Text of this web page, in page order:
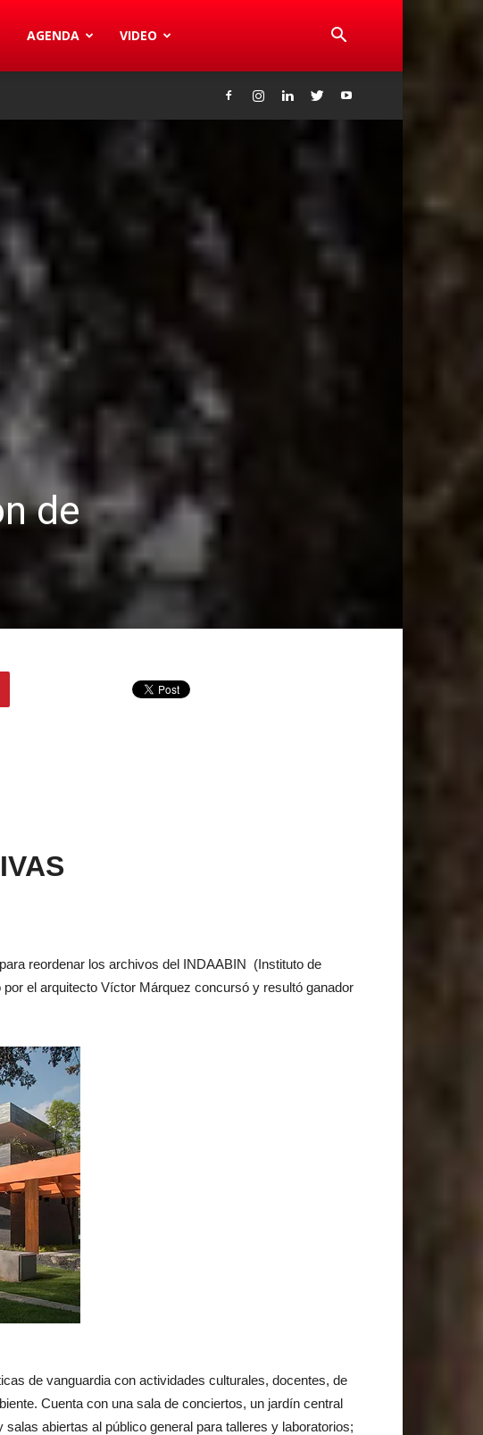
AGENDA VIDEO
de
reordenar los archivos del INDAABIN (Instituto de
el arquitecto Víctor Márquez concursó y resultó ganador
de vanguardia con actividades culturales, docentes, de
Cuenta con una sala de conciertos, un jardín central
abiertas al público general para talleres y laboratorios;